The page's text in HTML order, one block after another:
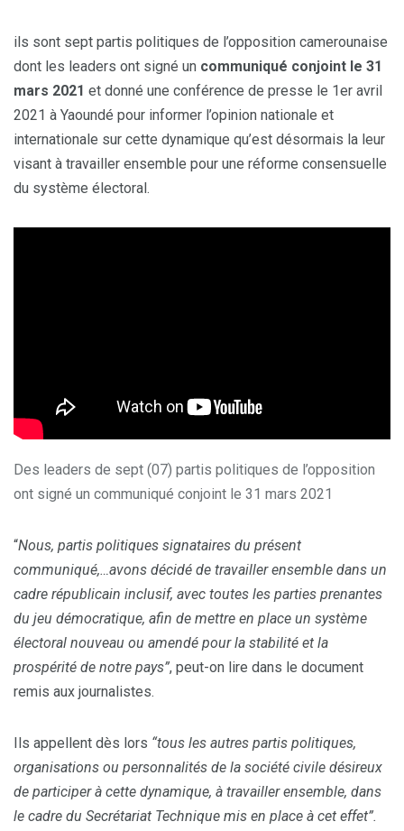
ils sont sept partis politiques de l’opposition camerounaise
dont les leaders ont signé un communiqué conjoint le 31
mars 2021 et donné une conférence de presse le 1er avril
2021 à Yaoundé pour informer l’opinion nationale et
internationale sur cette dynamique qu’est désormais la leur
visant à travailler ensemble pour une réforme consensuelle
du système électoral.
Des leaders de sept (07) partis politiques de l’opposition
ont signé un communiqué conjoint le 31 mars 2021
“Nous, partis politiques signataires du présent
communiqué,…avons décidé de travailler ensemble dans un
cadre républicain inclusif, avec toutes les parties prenantes
du jeu démocratique, afin de mettre en place un système
électoral nouveau ou amendé pour la stabilité et la
prospérité de notre pays”, peut-on lire dans le document
remis aux journalistes.
Ils appellent dès lors “tous les autres partis politiques,
organisations ou personnalités de la société civile désireux
de participer à cette dynamique, à travailler ensemble, dans
le cadre du Secrétariat Technique mis en place à cet effet”.